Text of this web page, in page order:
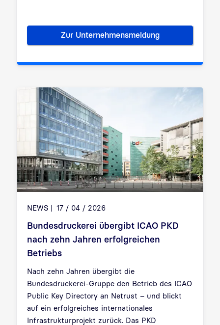
Zur UnternehmensmeldungNo-Stop-Government – vom
NEWS 17 / 04 / 2026
Bundesdruckerei übergibt ICAO PKD
nach zehn Jahren erfolgreichen
Betriebs
Nach zehn Jahren übergibt die
Bundesdruckerei-Gruppe den Betrieb des ICAO
Public Key Directory an Netrust – und blickt
auf ein erfolgreiches internationales
Infrastrukturprojekt zurück. Das PKD